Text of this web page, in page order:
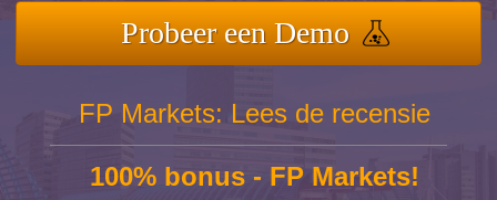
Probeer een Demo
FP Markets: Lees de recensie
100% bonus - FP Markets!